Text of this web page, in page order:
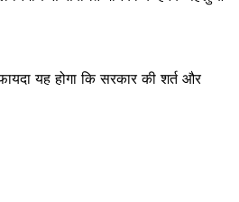
यह होगा कि सरकार की शर्त और